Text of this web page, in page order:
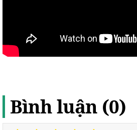
Bình luận (0)